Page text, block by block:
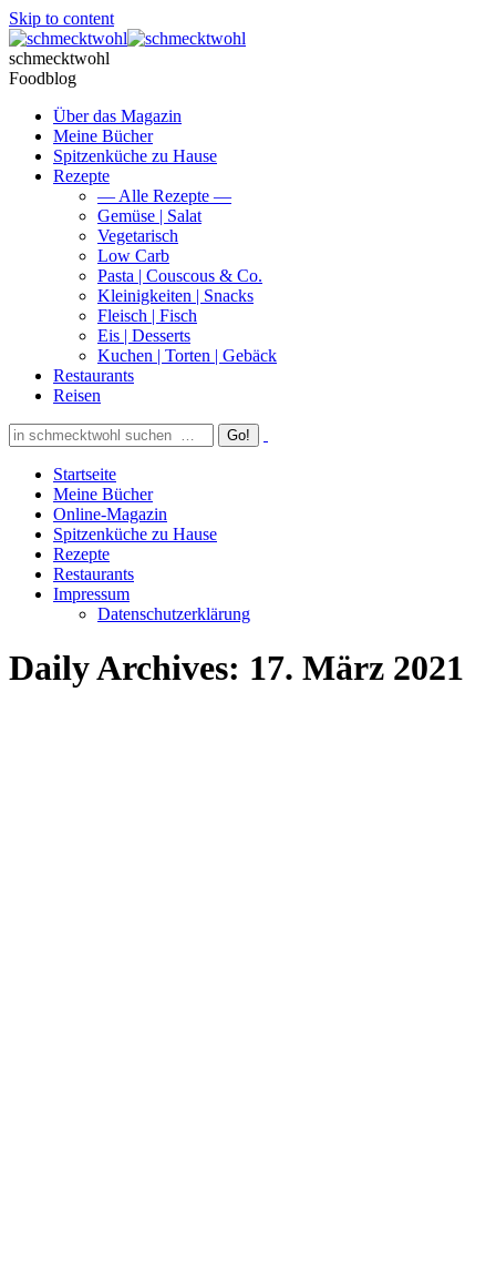
Skip to content
schmecktwohl
Foodblog
Über das Magazin
Meine Bücher
Spitzenküche zu Hause
Rezepte
— Alle Rezepte —
Gemüse | Salat
Vegetarisch
Low Carb
Pasta | Couscous & Co.
Kleinigkeiten | Snacks
Fleisch | Fisch
Eis | Desserts
Kuchen | Torten | Gebäck
Restaurants
Reisen
Startseite
Meine Bücher
Online-Magazin
Spitzenküche zu Hause
Rezepte
Restaurants
Impressum
Datenschutzerklärung
Daily Archives: 17. März 2021